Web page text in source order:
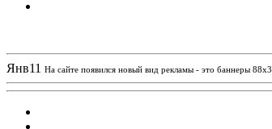
Янв11 На сайте появился новый вид рекламы - это баннеры